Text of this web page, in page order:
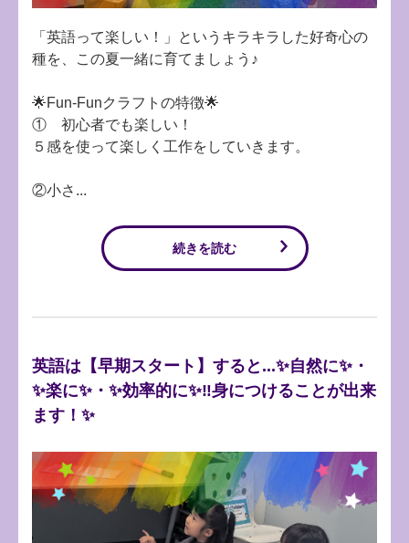
「英語って楽しい！」というキラキラした好奇心の
種を、この夏一緒に育てましょう♪
🌟Fun-Funクラフトの特徴🌟
① 初心者でも楽しい！
５感を使って楽しく工作をしていきます。
②小さ...
続きを読む
英語は【早期スタート】すると...✨自然に✨・
✨楽に✨・✨効率的に✨‼️身につけることが出来
ます！✨